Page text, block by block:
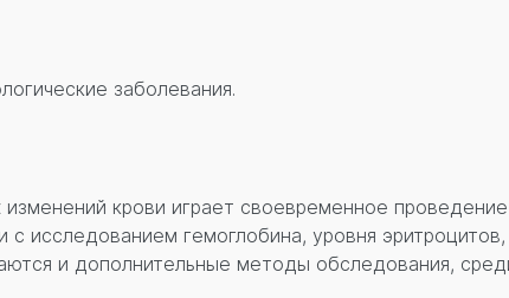
заболевания.
крови играет своевременное
исследованием гемоглобина, уровня
и дополнительные методы обследования,